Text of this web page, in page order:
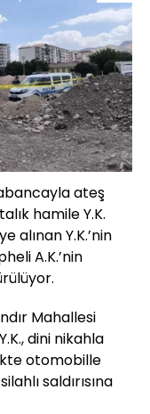
ateş
hamile Y.K.
alınan Y.K.’nin
A.K.’nin
Mahallesi
dini nikahla
otomobille
saldırısına